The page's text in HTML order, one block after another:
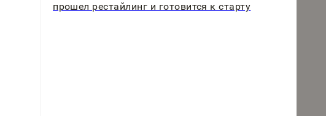
прошел рестайлинг и готовится к старту